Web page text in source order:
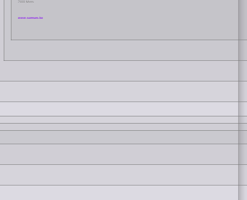
7000 Mons
www.surmars.be